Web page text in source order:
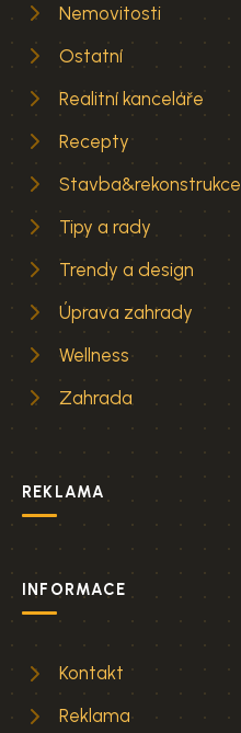
Nemovitosti
Ostatní
Realitní kanceláře
Recepty
Stavba&rekonstrukce
Tipy a rady
Trendy a design
Úprava zahrady
Wellness
Zahrada
REKLAMA
INFORMACE
Kontakt
Reklama